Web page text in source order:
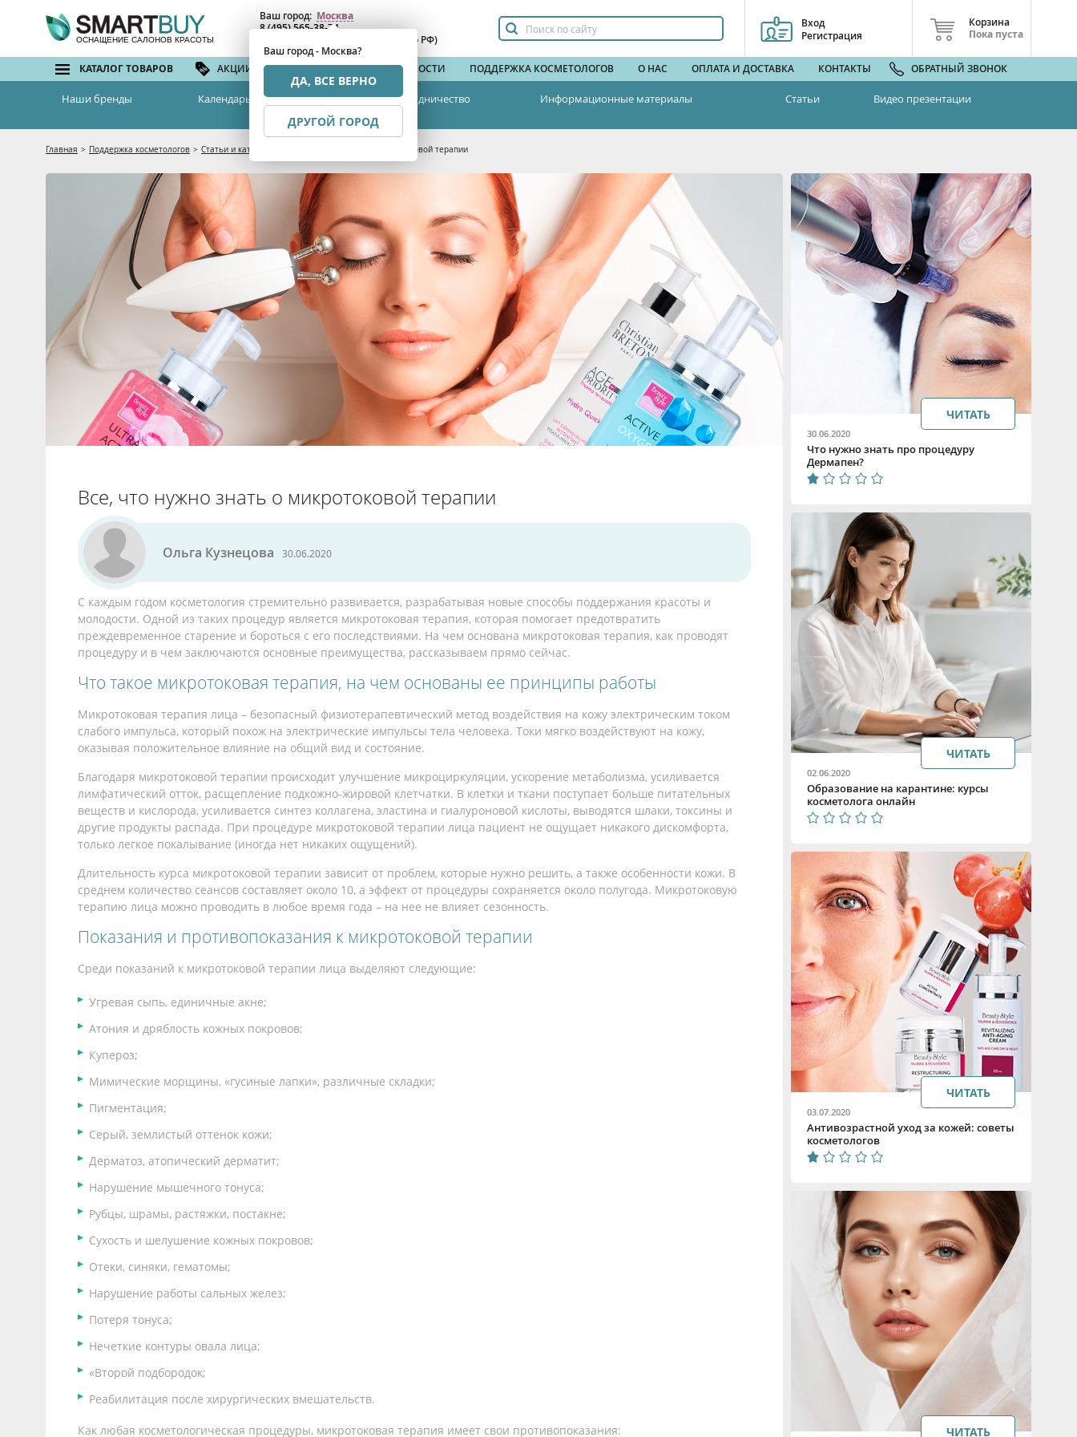
ОСНАЩЕНИЕ САЛОНОВ КРАСОТЫ
Ваш город: Москва
Ваш город - Москва?
ДА, ВСЕ ВЕРНО
ДРУГОЙ ГОРОД
8 (495) 565-38-74
(бесплатный по РФ)
Вход
Регистрация
Корзина
Пока пуста
КАТАЛОГ ТОВАРОВ АКЦИИ И СКИДКИ БРЕНДЫ НОВОСТИ ПОДДЕРЖКА КОСМЕТОЛОГОВ О НАС ОПЛАТА И ДОСТАВКА КОНТАКТЫ ОБРАТНЫЙ ЗВОНОК
Наши бренды Календарь семинаров Сотрудничество Информационные материалы Статьи Видео презентации
Главная > Поддержка косметологов > Статьи и каталоги Все, что нужно знать о микротоковой терапии
Все, что нужно знать о микротоковой терапии
Ольга Кузнецова 30.06.2020
С каждым годом косметология стремительно развивается, разрабатывая новые способы поддержания красоты и
молодости. Одной из таких процедур является микротоковая терапия, которая помогает предотвратить
преждевременное старение и бороться с его последствиями. На чем основана микротоковая терапия, как проводят
процедуру и в чем заключаются основные преимущества, рассказываем прямо сейчас.
Что такое микротоковая терапия, на чем основаны ее принципы работы
Микротоковая терапия лица – безопасный физиотерапевтический метод воздействия на кожу электрическим током
слабого импульса, который похож на электрические импульсы тела человека. Токи мягко воздействуют на кожу,
оказывая положительное влияние на общий вид и состояние.
Благодаря микротоковой терапии происходит улучшение микроциркуляции, ускорение метаболизма, усиливается
лимфатический отток, расщепление подкожно-жировой клетчатки. В клетки и ткани поступает больше питательных
веществ и кислорода, усиливается синтез коллагена, эластина и гиалуроновой кислоты, выводятся шлаки, токсины и
другие продукты распада. При процедуре микротоковой терапии лица пациент не ощущает никакого дискомфорта,
только легкое покалывание (иногда нет никаких ощущений).
Длительность курса микротоковой терапии зависит от проблем, которые нужно решить, а также особенности кожи. В
среднем количество сеансов составляет около 10, а эффект от процедуры сохраняется около полугода. Микротоковую
терапию лица можно проводить в любое время года – на нее не влияет сезонность.
Показания и противопоказания к микротоковой терапии
Среди показаний к микротоковой терапии лица выделяют следующие:
Угревая сыпь, единичные акне;
Атония и дряблость кожных покровов;
Купероз;
Мимические морщины, «гусиные лапки», различные складки;
Пигментация;
Серый, землистый оттенок кожи;
Дерматоз, атопический дерматит;
Нарушение мышечного тонуса;
Рубцы, шрамы, растяжки, постакне;
Сухость и шелушение кожных покровов;
Отеки, синяки, гематомы;
Нарушение работы сальных желез;
Потеря тонуса;
Нечеткие контуры овала лица;
«Второй подбородок;
Реабилитация после хирургических вмешательств.
Как любая косметологическая процедуры, микротоковая терапия имеет свои противопоказания:
30.06.2020
Что нужно знать про процедуру
Дермапен?
ЧИТАТЬ
02.06.2020
Образование на карантине: курсы
косметолога онлайн
ЧИТАТЬ
03.07.2020
Антивозрастной уход за кожей: советы
косметологов
ЧИТАТЬ
ЧИТАТЬ